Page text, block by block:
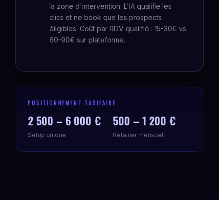
la zone d'intervention. L'IA qualifie les
clics et ne book que les prospects
éligibles. Coût par RDV qualifié : 15-30€ vs
60-90€ sur plateforme.
POSITIONNEMENT TARIFAIRE
2 500 – 6 000 €
Setup unique
500 – 1 200 €
Retainer mensuel